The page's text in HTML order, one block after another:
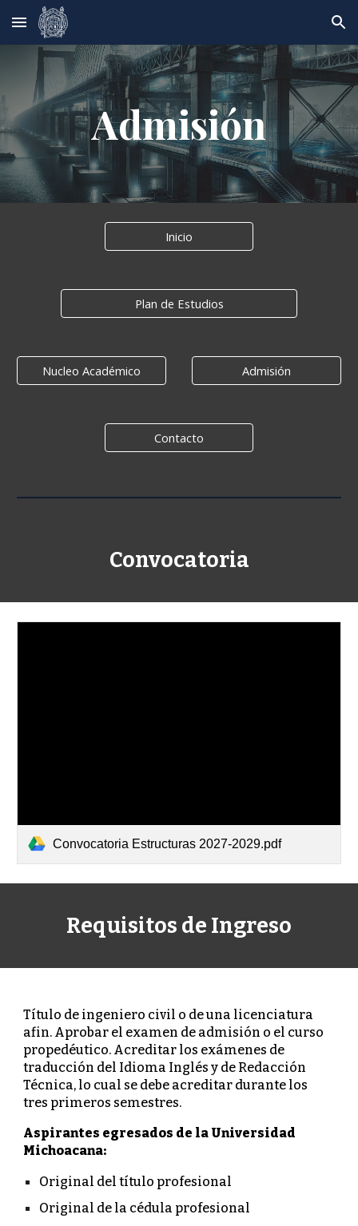
Skip to main content Skip to navigation
Admisión
Inicio
Plan de Estudios
Nucleo Académico Admisión
Contacto
Convocatoria
Convocatoria Estructuras 2027-2029.pdf
Requisitos de Ingreso
Título de ingeniero civil o de una licenciatura
afin. Aprobar el examen de admisión o el curso
propedéutico. Acreditar los exámenes de
traducción del Idioma Inglés y de Redacción
Técnica, lo cual se debe acreditar durante los
tres primeros semestres.
Aspirantes egresados de la Universidad
Michoacana:
Original del título profesional
Original de la cédula profesional